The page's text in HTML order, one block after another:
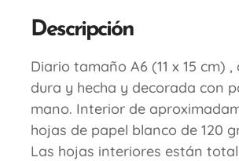
Descripción
Diario tamaño A6 (11 x 15 cm)
dura y hecha y decorada con
mano. Interior de
hojas de papel blanco de 120
Las hojas interiores están